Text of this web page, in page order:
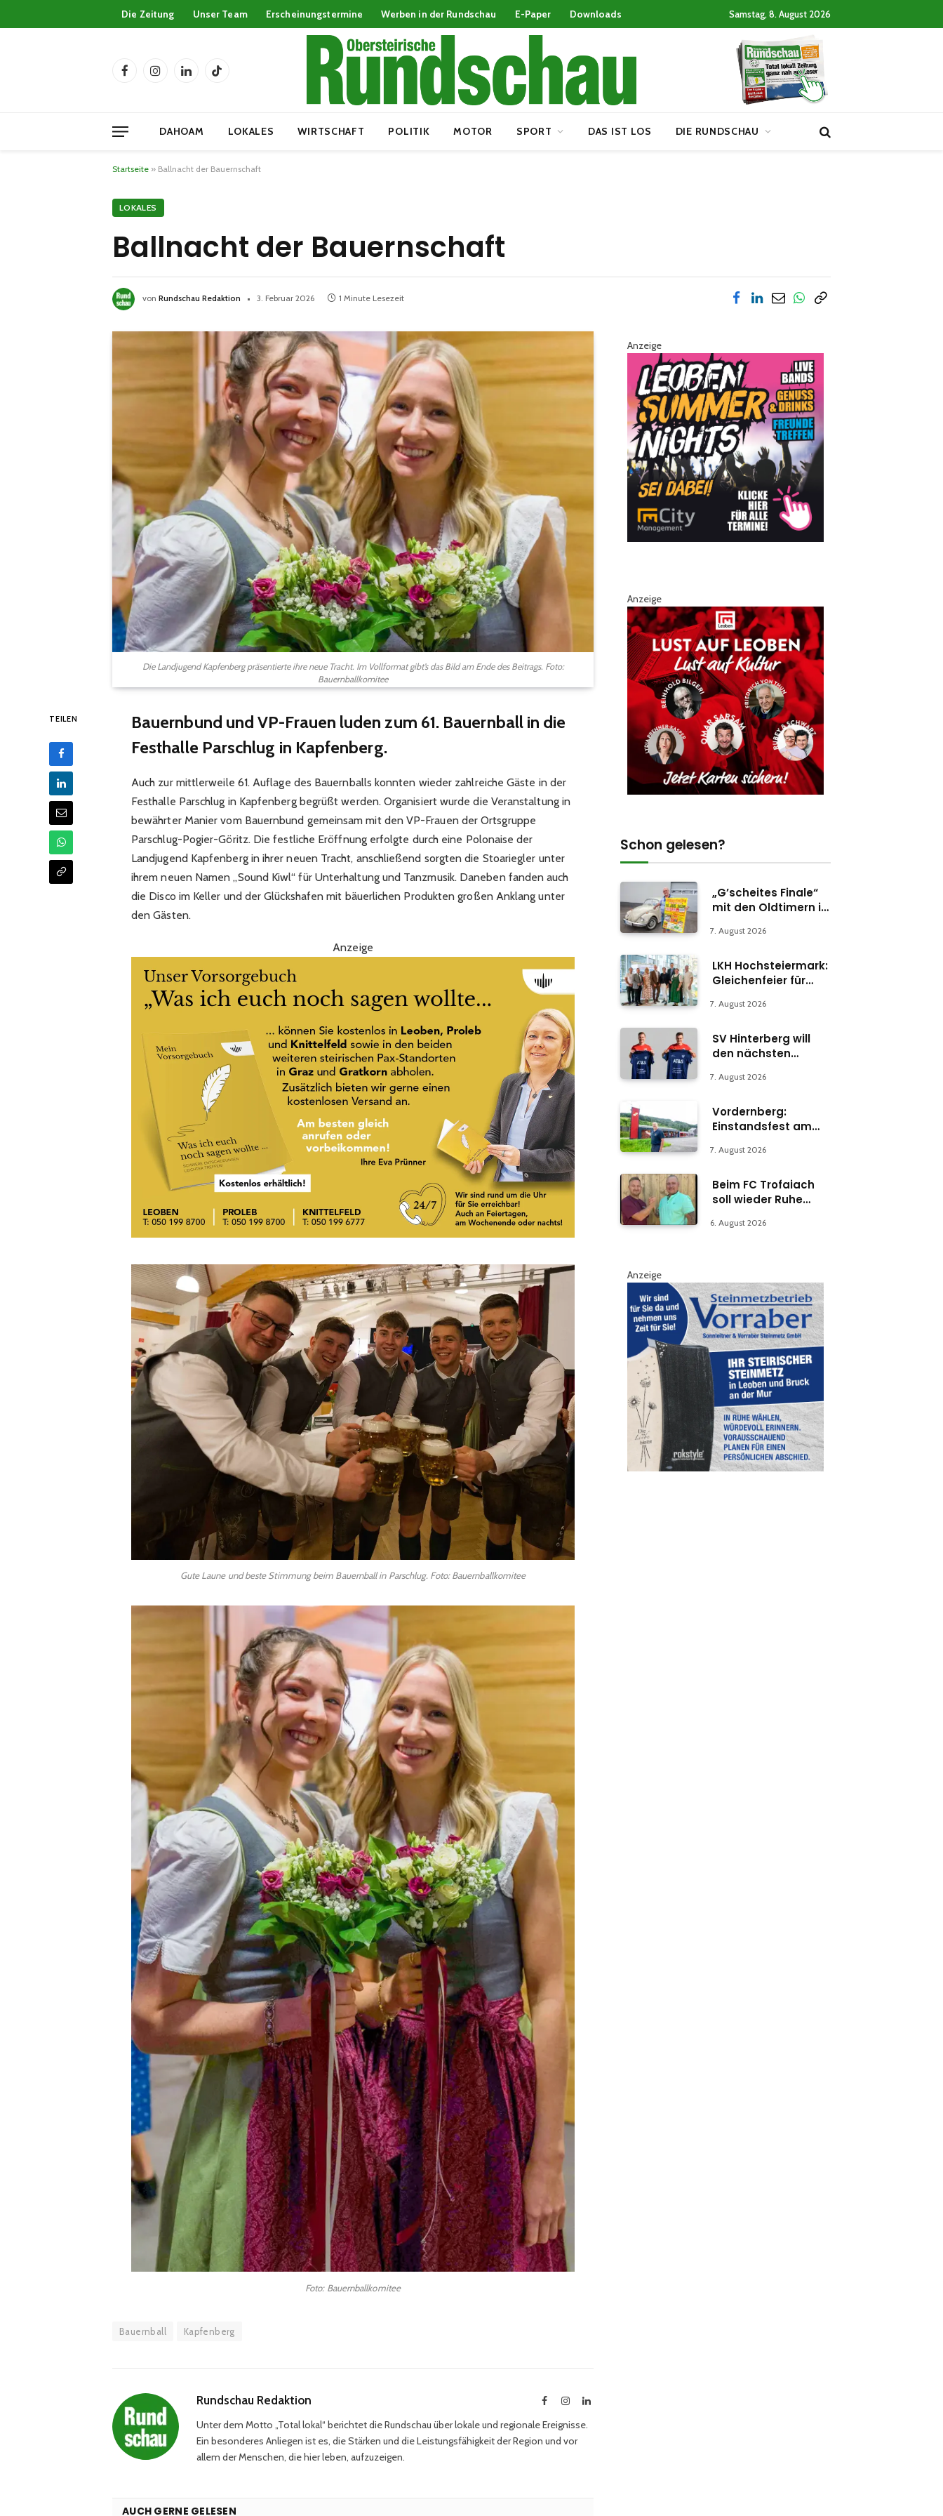
Die Zeitung Unser Team Erscheinungstermine Werben in der Rundschau E-Paper Downloads Samstag, 8. August 2026
FacebookInstagramLinkedInTikTok
DAHOAM LOKALES WIRTSCHAFT POLITIK MOTOR SPORT DAS IST LOS DIE RUNDSCHAU
Startseite » Ballnacht der Bauernschaft
LOKALES
Ballnacht der Bauernschaft
von Rundschau Redaktion 3. Februar 2026 1 Minute Lesezeit
Die Landjugend Kapfenberg präsentierte ihre neue Tracht. Im Vollformat gibt’s das Bild am Ende des Beitrags. Foto:
Bauernballkomitee
TEILEN
Bauernbund und VP-Frauen luden zum 61. Bauernball in die
Festhalle Parschlug in Kapfenberg.
Auch zur mittlerweile 61. Auflage des Bauernballs konnten wieder zahlreiche Gäste in der
Festhalle Parschlug in Kapfenberg begrüßt werden. Organisiert wurde die Veranstaltung in
bewährter Manier vom Bauernbund gemeinsam mit den VP-Frauen der Ortsgruppe
Parschlug-Pogier-Göritz. Die festliche Eröffnung erfolgte durch eine Polonaise der
Landjugend Kapfenberg in ihrer neuen Tracht, anschließend sorgten die Stoariegler unter
ihrem neuen Namen „Sound Kiwl“ für Unterhaltung und Tanzmusik. Daneben fanden auch
die Disco im Keller und der Glückshafen mit bäuerlichen Produkten großen Anklang unter
den Gästen.
Anzeige
Gute Laune und beste Stimmung beim Bauernball in Parschlug. Foto: Bauernballkomitee
Foto: Bauernballkomitee
Bauernball Kapfenberg
Rundschau Redaktion FacebookInstagramLinkedIn
Unter dem Motto „Total lokal“ berichtet die Rundschau über lokale und regionale Ereignisse.
Ein besonderes Anliegen ist es, die Stärken und die Leistungsfähigkeit der Region und vor
allem der Menschen, die hier leben, aufzuzeigen.
AUCH GERNE GELESEN
Anzeige
Anzeige
Schon gelesen?
„G’scheites Finale“
mit den Oldtimern in
7. August 2026
LKH Hochsteiermark:
Gleichenfeier für
Abteilung in Bruck
7. August 2026
SV Hinterberg will
den nächsten
7. August 2026
Vordernberg:
Einstandsfest am
7. August 2026
Beim FC Trofaiach
soll wieder Ruhe
6. August 2026
Anzeige